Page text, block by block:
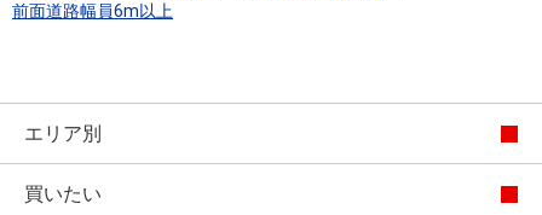
前面道路幅員6m以上
エリア別
買いたい